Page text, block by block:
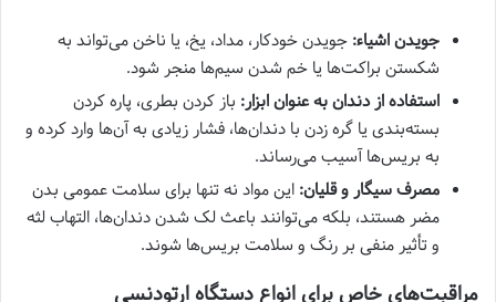
جویدن اشیاء: جویدن خودکار، مداد، یخ، یا ناخن می‌تواند به
شکستن براکت‌ها یا خم شدن سیم‌ها منجر شود.
استفاده از دندان به عنوان ابزار: باز کردن بطری، پاره کردن
بسته‌بندی یا گره زدن با دندان‌ها، فشار زیادی به آن‌ها وارد کرده و
به بریس‌ها آسیب می‌رساند.
مصرف سیگار و قلیان: این مواد نه تنها برای سلامت عمومی بدن
مضر هستند، بلکه می‌توانند باعث لک شدن دندان‌ها، التهاب لثه
و تأثیر منفی بر رنگ و سلامت بریس‌ها شوند.
مراقبت‌های خاص برای انواع دستگاه ارتودنسی